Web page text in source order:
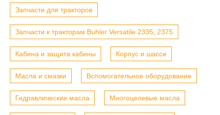
Запчасти для тракторов
Запчасти к тракторам Buhler Versatile 2335, 2375
Кабина и защита кабины Корпус и шасси
Масла и смазки Вспомогательное оборудование
Гидравлические масла Многоцелевые масла